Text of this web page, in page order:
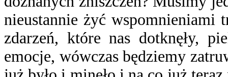
nieustannie żyć wspomnieniami
zdarzeń, które nas dotknęły,
emocje, wówczas będziemy